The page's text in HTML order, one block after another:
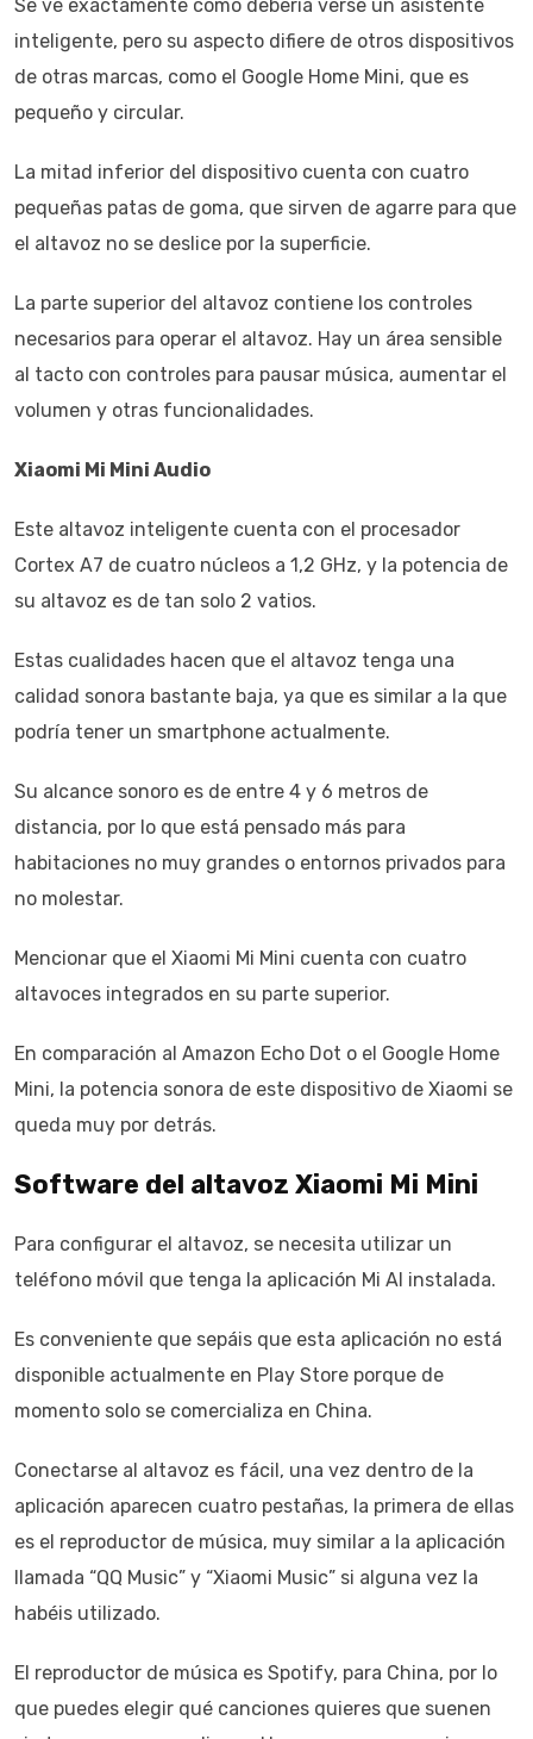
Se ve exactamente como debería verse un asistente
inteligente, pero su aspecto difiere de otros dispositivos
de otras marcas, como el Google Home Mini, que es
pequeño y circular.
La mitad inferior del dispositivo cuenta con cuatro
pequeñas patas de goma, que sirven de agarre para que
el altavoz no se deslice por la superficie.
La parte superior del altavoz contiene los controles
necesarios para operar el altavoz. Hay un área sensible
al tacto con controles para pausar música, aumentar el
volumen y otras funcionalidades.
Xiaomi Mi Mini Audio
Este altavoz inteligente cuenta con el procesador
Cortex A7 de cuatro núcleos a 1,2 GHz, y la potencia de
su altavoz es de tan solo 2 vatios.
Estas cualidades hacen que el altavoz tenga una
calidad sonora bastante baja, ya que es similar a la que
podría tener un smartphone actualmente.
Su alcance sonoro es de entre 4 y 6 metros de
distancia, por lo que está pensado más para
habitaciones no muy grandes o entornos privados para
no molestar.
Mencionar que el Xiaomi Mi Mini cuenta con cuatro
altavoces integrados en su parte superior.
En comparación al Amazon Echo Dot o el Google Home
Mini, la potencia sonora de este dispositivo de Xiaomi se
queda muy por detrás.
Software del altavoz Xiaomi Mi Mini
Para configurar el altavoz, se necesita utilizar un
teléfono móvil que tenga la aplicación Mi AI instalada.
Es conveniente que sepáis que esta aplicación no está
disponible actualmente en Play Store porque de
momento solo se comercializa en China.
Conectarse al altavoz es fácil, una vez dentro de la
aplicación aparecen cuatro pestañas, la primera de ellas
es el reproductor de música, muy similar a la aplicación
llamada “QQ Music” y “Xiaomi Music” si alguna vez la
habéis utilizado.
El reproductor de música es Spotify, para China, por lo
que puedes elegir qué canciones quieres que suenen